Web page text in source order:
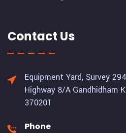
Contact Us
Equipment Yard, Survey
Highway 8/A Gandhidham
370201
Phone